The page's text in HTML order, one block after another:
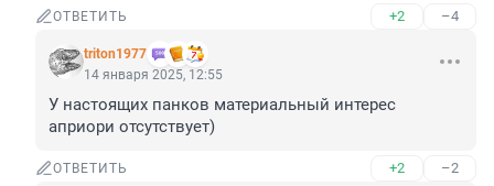
ОТВЕТИТЬ +2 –4
triton1977
14 января 2025, 12:55
У настоящих панков материальный интерес
априори отсутствует)
ОТВЕТИТЬ +2 –2